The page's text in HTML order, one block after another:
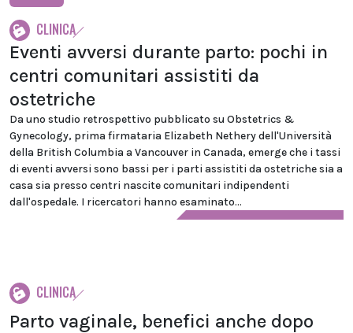
CLINICA
Eventi avversi durante parto: pochi in
centri comunitari assistiti da
ostetriche
Da uno studio retrospettivo pubblicato su Obstetrics &
Gynecology, prima firmataria Elizabeth Nethery dell'Università
della British Columbia a Vancouver in Canada, emerge che i tassi
di eventi avversi sono bassi per i parti assistiti da ostetriche sia a
casa sia presso centri nascite comunitari indipendenti
dall'ospedale. I ricercatori hanno esaminato...
CLINICA
Parto vaginale, benefici anche dopo